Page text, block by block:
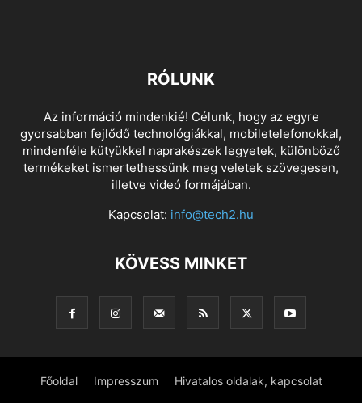
RÓLUNK
Az információ mindenkié! Célunk, hogy az egyre
gyorsabban fejlődő technológiákkal, mobiletelefonokkal,
mindenféle kütyükkel naprakészek legyetek, különböző
termékeket ismertethessünk meg veletek szövegesen,
illetve videó formájában.
Kapcsolat: info@tech2.hu
KÖVESS MINKET
Főoldal Impresszum Hivatalos oldalak, kapcsolat